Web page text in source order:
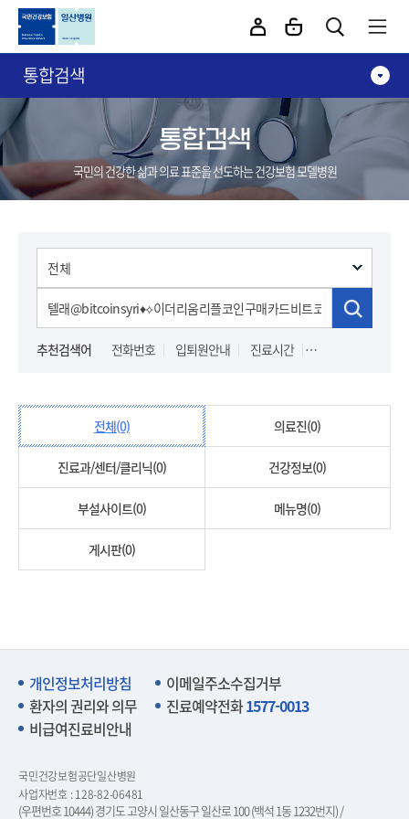
통합검색
통합검색
국민의 건강한 삶과 의료 표준을 선도하는 건강보험 모델병원
추천검색어 전화번호 입퇴원안내 진료시간
전체(0) 의료진(0)
진료과/센터/클리닉(0) 건강정보(0)
부설사이트(0) 메뉴명(0)
게시판(0)
개인정보처리방침
이메일주소수집거부
환자의 권리와 의무
진료예약전화1577-0013
비급여진료비안내
국민건강보험공단일산병원
사업자번호 : 128-82-06481
(우편번호 10444) 경기도 고양시 일산동구 일산로 100 (백석 1동 1232번지) /